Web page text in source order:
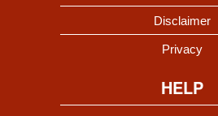
Disclaimer
Privacy
HELP